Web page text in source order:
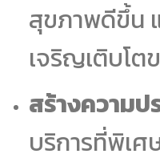
สุขภาพดีขึ้น
เจริญเติบโต
สร้างความป
บริการที่พิเศ